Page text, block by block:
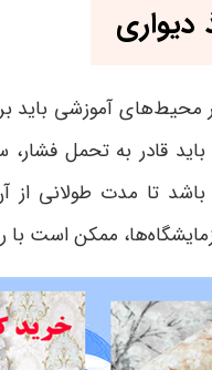
دیواری
آموزشی باید
قادر به تحمل فشار،
باشد تا مدت طولانی
ممکن است